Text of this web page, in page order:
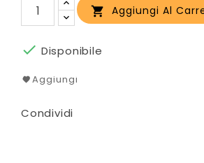
 Aggiungi Al
 Disponibile
Aggiungi
Condividi